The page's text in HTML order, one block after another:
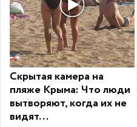
Скрытая камера на
пляже Крыма: Что люди
вытворяют, когда их не
видят...